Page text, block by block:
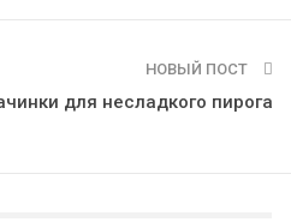
НОВЫЙ ПОСТ
для несладкого пирога